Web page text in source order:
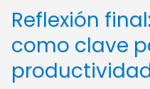
Reflexión
como clave